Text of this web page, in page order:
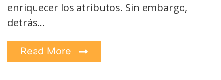
enriquecer los atributos. Sin embargo,
detrás…
Read More